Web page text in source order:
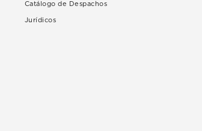
Catálogo de Despachos
Jurídicos